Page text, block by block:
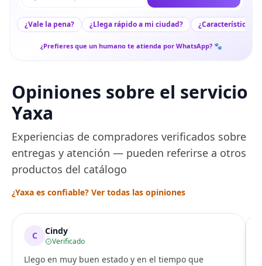
¿Vale la pena? ¿Llega rápido a mi ciudad? ¿Características
¿Prefieres que un humano te atienda por WhatsApp? 🐾
Opiniones sobre el servicio
Yaxa
Experiencias de compradores verificados sobre
entregas y atención — pueden referirse a otros
productos del catálogo
¿Yaxa es confiable? Ver todas las opiniones
C Cindy
Verificado
Llego en muy buen estado y en el tiempo que